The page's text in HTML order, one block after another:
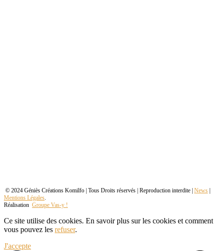
© 2024 Géniès Créations Komilfo | Tous Droits réservés | Reproduction interdite | News
Mentions Légales.
Réalisation Groupe Vas-y !
Ce site utilise des cookies. En savoir plus sur les cookies et comment
vous pouvez les refuser.
J'accepte